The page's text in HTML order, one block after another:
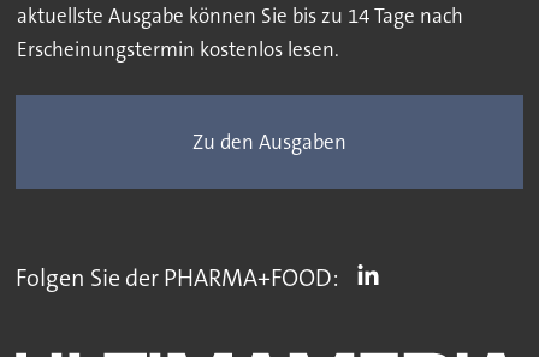
aktuellste Ausgabe können Sie bis zu 14 Tage nach
Erscheinungstermin kostenlos lesen.
Zu den Ausgaben
Folgen Sie der PHARMA+FOOD: